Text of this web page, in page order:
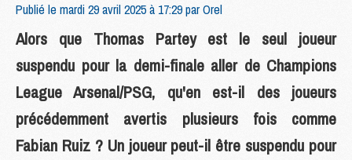
Publié le mardi 29 avril 2025 à 17:29 parOrel
Alors que Thomas Partey est le seul joueur
suspendu pour la demi-finale aller de Champions
League Arsenal/PSG, qu'en est-il des joueurs
précédemment avertis plusieurs fois comme
Fabian Ruiz ? Un joueur peut-il être suspendu pour